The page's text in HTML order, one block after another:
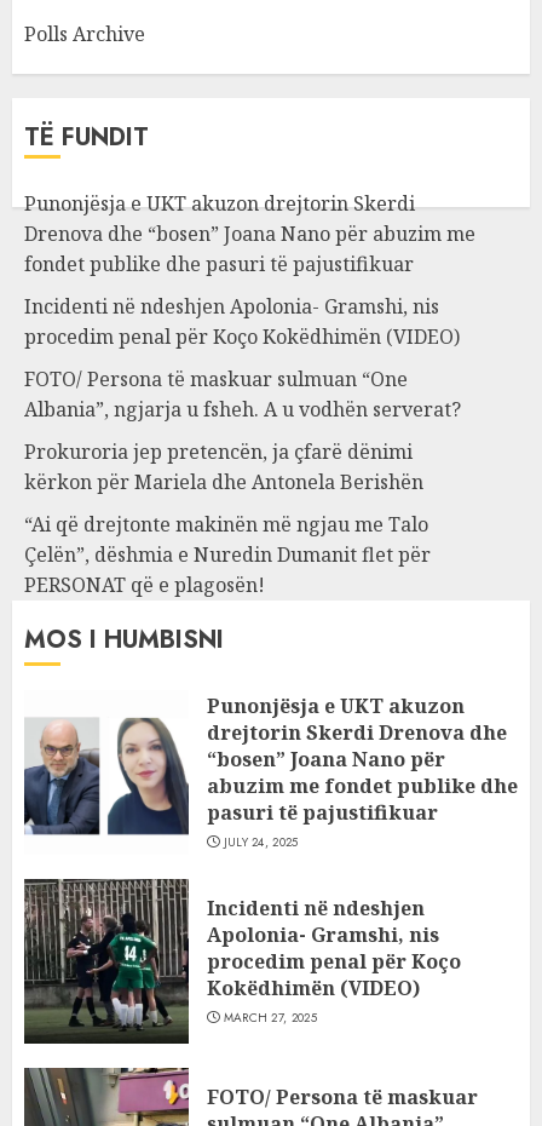
Polls Archive
TË FUNDIT
Punonjësja e UKT akuzon drejtorin Skerdi
Drenova dhe “bosen” Joana Nano për abuzim me
fondet publike dhe pasuri të pajustifikuar
Incidenti në ndeshjen Apolonia- Gramshi, nis
procedim penal për Koço Kokëdhimën (VIDEO)
FOTO/ Persona të maskuar sulmuan “One
Albania”, ngjarja u fsheh. A u vodhën serverat?
Prokuroria jep pretencën, ja çfarë dënimi
kërkon për Mariela dhe Antonela Berishën
“Ai që drejtonte makinën më ngjau me Talo
Çelën”, dëshmia e Nuredin Dumanit flet për
PERSONAT që e plagosën!
MOS I HUMBISNI
Punonjësja e UKT akuzon
drejtorin Skerdi Drenova dhe
“bosen” Joana Nano për
abuzim me fondet publike dhe
pasuri të pajustifikuar
JULY 24, 2025
Incidenti në ndeshjen
Apolonia- Gramshi, nis
procedim penal për Koço
Kokëdhimën (VIDEO)
MARCH 27, 2025
FOTO/ Persona të maskuar